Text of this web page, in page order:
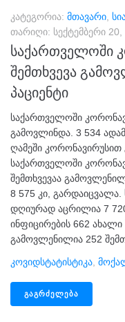
კატეგორია: მთავარი,
თარიღი: სექტემბერი 20,
საქართველოში
შემთხვევა
პაციენტი
საქართველოში
გამოვლინდა. 3 534
ღამეში კორონავირუსით
საქართველოში
შემთხვევაა
8 575 კი,
დღიურად აცრილია 7
ინფიცირების 662
გამოვლენილია 252
Კოვიდსტატისტიკა,
ᲒᲐᲒᲠᲫᲔᲚᲔᲑᲐ